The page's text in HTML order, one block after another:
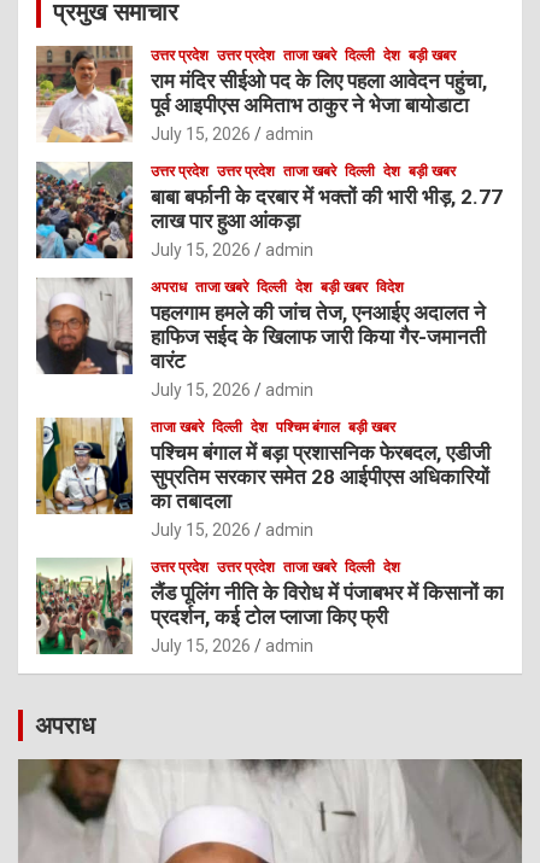
प्रमुख समाचार
उत्तर प्रदेश उत्तर प्रदेश ताजा खबरे दिल्ली देश बड़ी खबर
राम मंदिर सीईओ पद के लिए पहला आवेदन पहुंचा,
पूर्व आइपीएस अमिताभ ठाकुर ने भेजा बायोडाटा
July 15, 2026 admin
उत्तर प्रदेश उत्तर प्रदेश ताजा खबरे दिल्ली देश बड़ी खबर
बाबा बर्फानी के दरबार में भक्तों की भारी भीड़, 2.77
लाख पार हुआ आंकड़ा
July 15, 2026 admin
अपराध ताजा खबरे दिल्ली देश बड़ी खबर विदेश
पहलगाम हमले की जांच तेज, एनआईए अदालत ने
हाफिज सईद के खिलाफ जारी किया गैर-जमानती
वारंट
July 15, 2026 admin
ताजा खबरे दिल्ली देश पश्चिम बंगाल बड़ी खबर
पश्चिम बंगाल में बड़ा प्रशासनिक फेरबदल, एडीजी
सुप्रतिम सरकार समेत 28 आईपीएस अधिकारियों
का तबादला
July 15, 2026 admin
उत्तर प्रदेश उत्तर प्रदेश ताजा खबरे दिल्ली देश
लैंड पूलिंग नीति के विरोध में पंजाबभर में किसानों का
प्रदर्शन, कई टोल प्लाजा किए फ्री
July 15, 2026 admin
अपराध